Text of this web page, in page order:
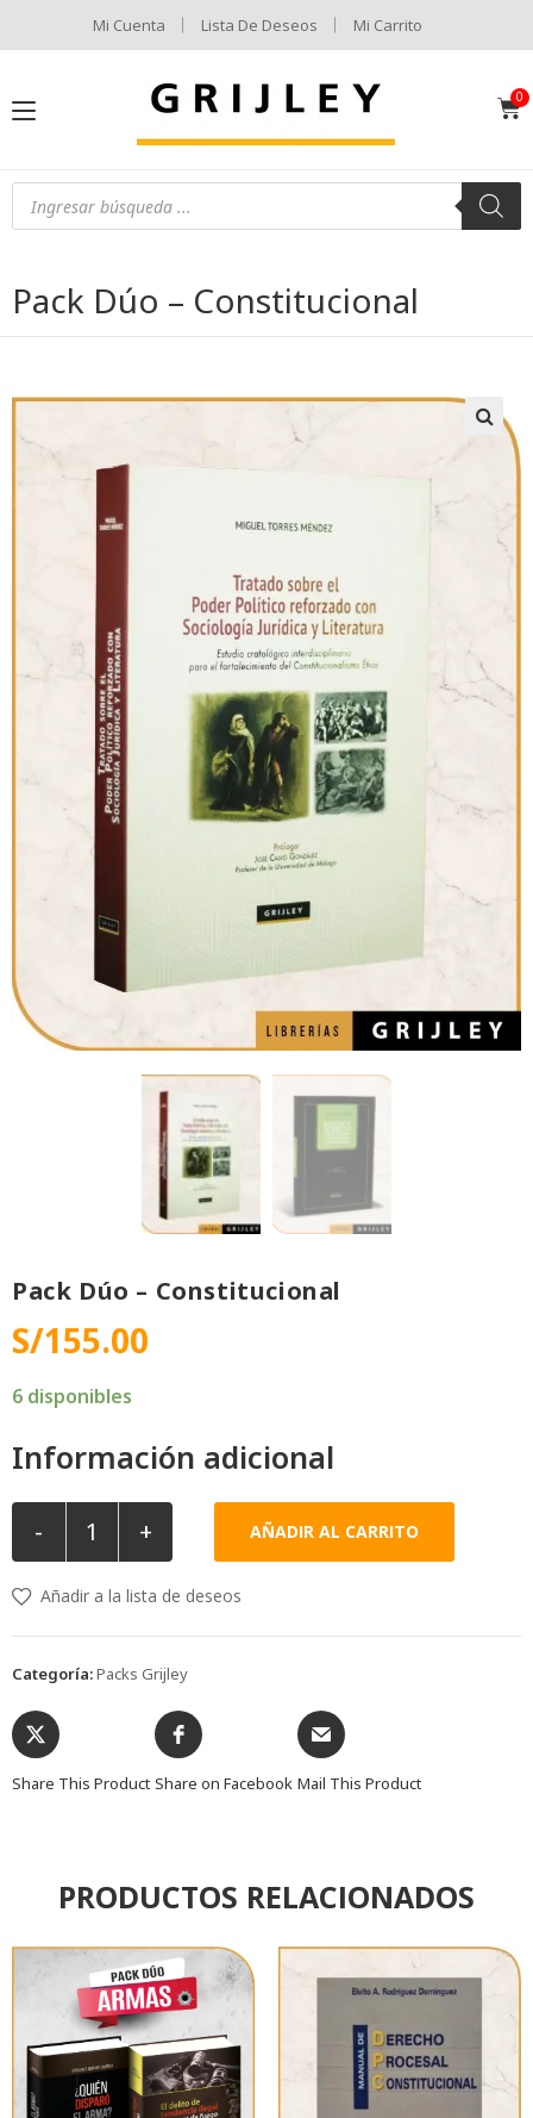
Mi Cuenta Lista De Deseos Mi Carrito
Pack Dúo – Constitucional
Pack Dúo – Constitucional
S/155.00
6 disponibles
Información adicional
- + AÑADIR AL CARRITO
Añadir a la lista de deseos
Categoría:Packs Grijley
Share This Product Share on Facebook Mail This Product
PRODUCTOS RELACIONADOS